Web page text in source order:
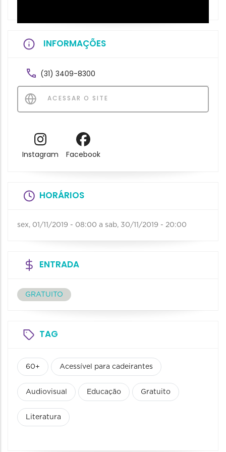
INFORMAÇÕES
(31) 3409-8300
ACESSAR O SITE
Instagram Facebook
HORÁRIOS
sex, 01/11/2019 - 08:00 a sab, 30/11/2019 - 20:00
ENTRADA
GRATUITO
TAG
60+ Acessível para cadeirantes
Audiovisual Educação Gratuito
Literatura